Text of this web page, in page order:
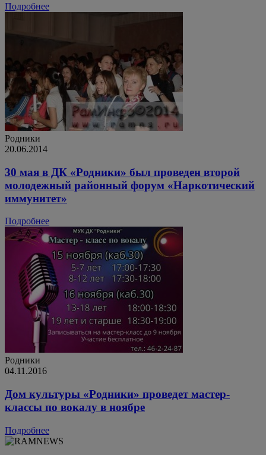
Подробнее
Родники
20.06.2014
30 мая в ДК «Родники» был проведен второй
молодежный районный форум «Наркотический
иммунитет»
Подробнее
Родники
04.11.2016
Дом культуры «Родники» проведет мастер-
классы по вокалу в ноябре
Подробнее